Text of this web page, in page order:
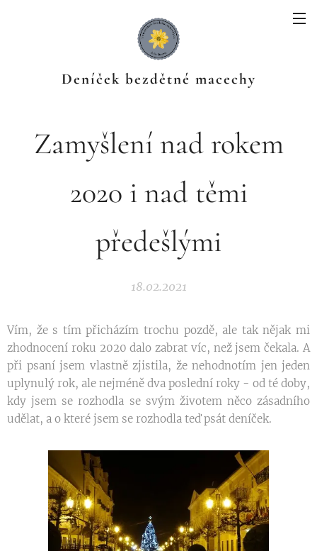
Deníček bezdětné macechy
Zamyšlení nad rokem
2020 i nad těmi
předešlými
18.02.2021
Vím, že s tím přicházím trochu pozdě, ale tak nějak mi
zhodnocení roku 2020 dalo zabrat víc, než jsem čekala. A
při psaní jsem vlastně zjistila, že nehodnotím jen jeden
uplynulý rok, ale nejméně dva poslední roky - od té doby,
kdy jsem se rozhodla se svým životem něco zásadního
udělat, a o které jsem se rozhodla teď psát deníček.